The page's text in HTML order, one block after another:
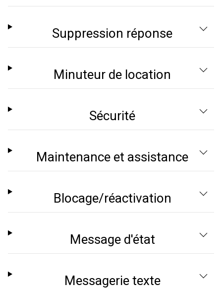
Suppression réponse
Minuteur de location
Sécurité
Maintenance et assistance
Blocage/réactivation
Message d'état
Messagerie texte